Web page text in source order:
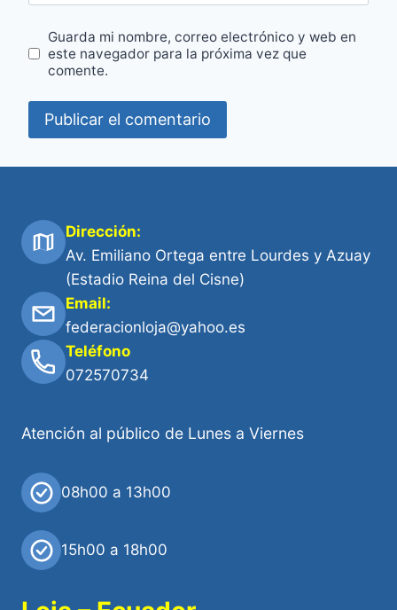
Guarda mi nombre, correo electrónico y web en
este navegador para la próxima vez que
comente.
Dirección:
Av. Emiliano Ortega entre Lourdes y Azuay
(Estadio Reina del Cisne)
Email:
federacionloja@yahoo.es
Teléfono
072570734
Atención al público de Lunes a Viernes
08h00 a 13h00
15h00 a 18h00